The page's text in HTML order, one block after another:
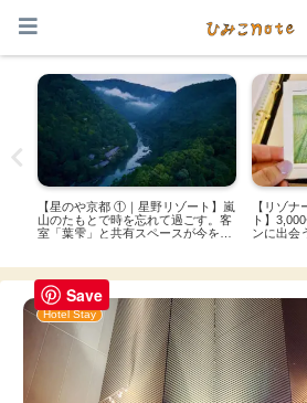
【星のや京都 ①｜星野リゾート】嵐
山のたもとで時を忘れて過ごす。客
室「葉雫」と共有スペースが今を永
【リゾ
ト】
ンに出会
Hotel Stay
Save